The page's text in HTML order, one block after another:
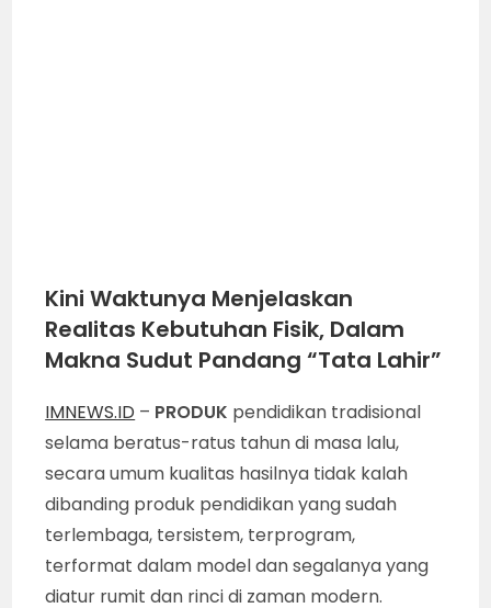
Kini Waktunya Menjelaskan
Realitas Kebutuhan Fisik, Dalam
Makna Sudut Pandang “Tata Lahir”
IMNEWS.ID – PRODUK pendidikan tradisional
selama beratus-ratus tahun di masa lalu,
secara umum kualitas hasilnya tidak kalah
dibanding produk pendidikan yang sudah
terlembaga, tersistem, terprogram,
terformat dalam model dan segalanya yang
diatur rumit dan rinci di zaman modern.